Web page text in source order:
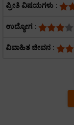
ಪ್ರೀತಿ ವಿಷಯಗಳು :
ಉದ್ಯೋಗ :
ವಿವಾಹಿತ ಜೀವನ :